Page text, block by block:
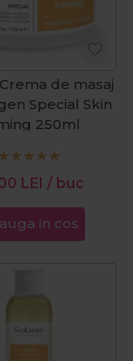
de masaj
Special Skin
250ml
LEI / buc
in cos